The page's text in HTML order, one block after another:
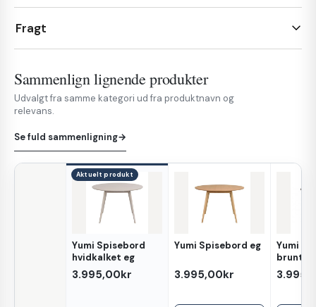
Fragt
Sammenlign lignende produkter
Udvalgt fra samme kategori ud fra produktnavn og
relevans.
Se fuld sammenligning→
Aktuelt produkt
Yumi Spisebord
hvidkalket eg
3.995,00kr
Yumi Spisebord eg
3.995,00kr
Yumi
brunt